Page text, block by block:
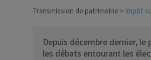
Transmission de patrimoine Impôt
Depuis décembre dernier,
les débats entourant les